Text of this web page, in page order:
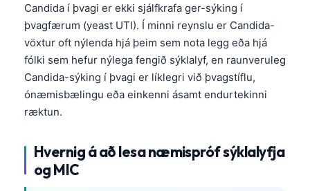
Candida í þvagi er ekki sjálfkrafa ger-sýking í
þvagfærum (yeast UTI). Í minni reynslu er Candida-
vöxtur oft nýlenda hjá þeim sem nota legg eða hjá
fólki sem hefur nýlega fengið sýklalyf, en raunveruleg
Candida-sýking í þvagi er líklegri við þvagstíflu,
ónæmisbælingu eða einkenni ásamt endurtekinni
ræktun.
Hvernig á að lesa næmispróf sýklalyfja
og MIC